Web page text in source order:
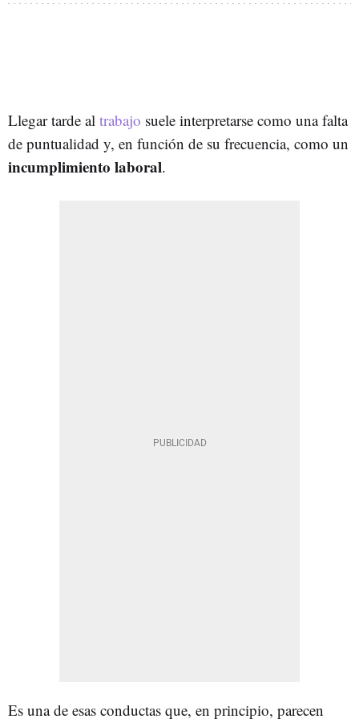
Llegar tarde al trabajo suele interpretarse como una falta
de puntualidad y, en función de su frecuencia, como un
incumplimiento laboral.
Es una de esas conductas que, en principio, parecen